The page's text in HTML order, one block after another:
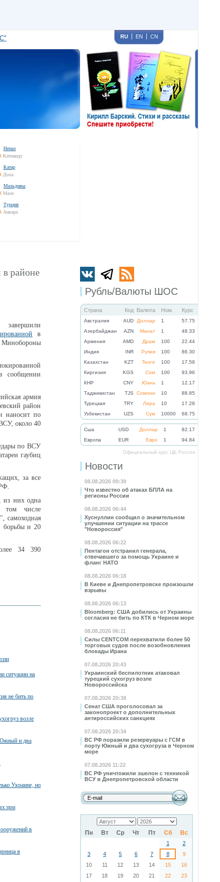
RU EN CN
Непал
Катманду
Катар
Доха
Мальдивы
Мале
Турция
Анкара
Рубль/Валюты ШОС
Страна Код Валюта Ном. Курс
Австралия AUD Доллар 1
57.75
Азербайджан
AZN Манат 1
48.33
Армения
AMD Драм 100
22.44
Индия
INR Рупия 100
86.30
Казахстан
KZT Тенге 100
17.58
Киргизия
KGS Сом 100
93.96
КНР
CNY Юань 1
12.17
Таджикистан
TJS Сомони 10
88.85
Турецкая
TRY Лира 10
17.28
Узбекистан
UZS Сум 10000 68.75
Cша USD Доллар 1
82.17
Eвропа
EUR Евро 1 94.84
Официальный курс ЦБ России
Новости
08.08.2026 09:39
Что известно об атаках БПЛА на
регионы России
08.08.2026 06:44
Хуснуллин сообщил о значительном
улучшении ситуации на трассе
"Новороссия"
08.08.2026 06:22
Пентагон отстранил генерала,
отвечавшего за помощь Украине и
фланг НАТО
08.08.2026 06:18
В Киеве и Днепропетровске произошли
взрывы
08.08.2026 06:13
Bloomberg: США добились от Украины
согласия не бить по КТК в Черном море
08.08.2026 06:11
Силы CENTCOM перехватили более 50
торговых судов после возобновления
блокады Ирана
07.08.2026 20:43
Украинский беспилотник атаковал
турецкий сухогруз возле
Новороссийска
07.08.2026 20:38
Сенат США проголосовал за
законопроект о дополнительных
антироссийских санкциях
07.08.2026 20:34
ВС РФ поразили резервуары с ГСМ в
порту Южный и два сухогруза в Черном
море
07.08.2026 11:22
ВС РФ уничтожили эшелон с техникой
ВСУ в Днепропетровской области
Пн Вт Ср Чт Пт Сб Вс
1
2
3
4 5 6 7 8
9
10
11 12 13 14 15
16
17
18 19 20 21 22
23
районе
в
Минобороны
сообщении
армия
район
наносит по
около 40
по ВСУ
гаубиц
за все
из них одна
том числе
самоходная
борьбы и 20
34 390
ситуации на
не бить по
возле
и два
Украине, но
при
в
в